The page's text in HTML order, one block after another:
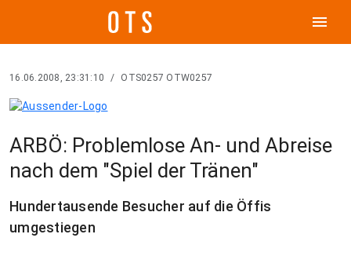
menu
16.06.2008, 23:31:10 / OTS0257 OTW0257
ARBÖ: Problemlose An- und Abreise
nach dem "Spiel der Tränen"
Hundertausende Besucher auf die Öffis
umgestiegen